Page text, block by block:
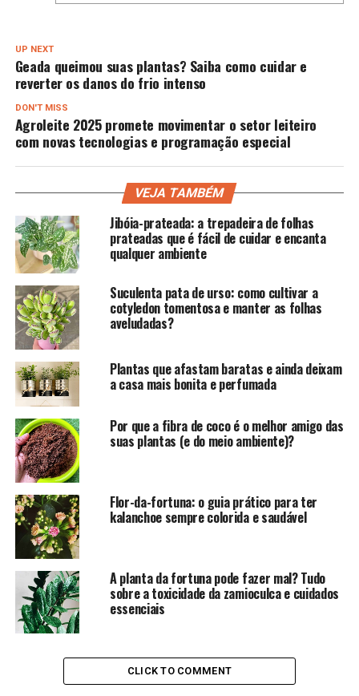
UP NEXT
Geada queimou suas plantas? Saiba como cuidar e
reverter os danos do frio intenso
DON'T MISS
Agroleite 2025 promete movimentar o setor leiteiro
com novas tecnologias e programação especial
VEJA TAMBÉM
Jibóia-prateada: a trepadeira de folhas
prateadas que é fácil de cuidar e encanta
qualquer ambiente
Suculenta pata de urso: como cultivar a
cotyledon tomentosa e manter as folhas
aveludadas?
Plantas que afastam baratas e ainda deixam
a casa mais bonita e perfumada
Por que a fibra de coco é o melhor amigo das
suas plantas (e do meio ambiente)?
Flor-da-fortuna: o guia prático para ter
kalanchoe sempre colorida e saudável
A planta da fortuna pode fazer mal? Tudo
sobre a toxicidade da zamioculca e cuidados
essenciais
CLICK TO COMMENT